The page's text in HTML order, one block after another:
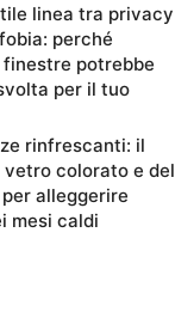
linea tra privacy
perché
potrebbe
per il tuo
rinfrescanti: il
colorato e del
alleggerire
mesi caldi